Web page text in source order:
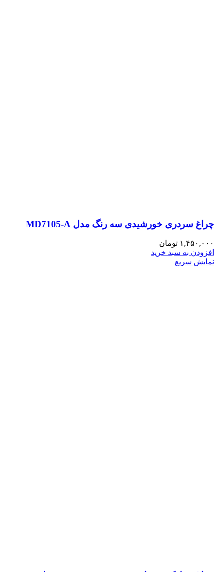
چراغ سردری خورشیدی سه رنگ مدل MD7105-A
۱,۴۵۰,۰۰۰ تومان
افزودن به سبد خرید
نمایش سریع